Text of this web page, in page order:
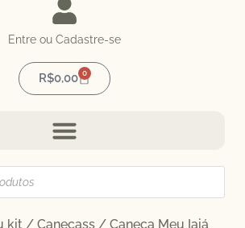
Entre ou Cadastre-se
R$0,00 0
kit / Canecass / Caneca Meu Iaiá